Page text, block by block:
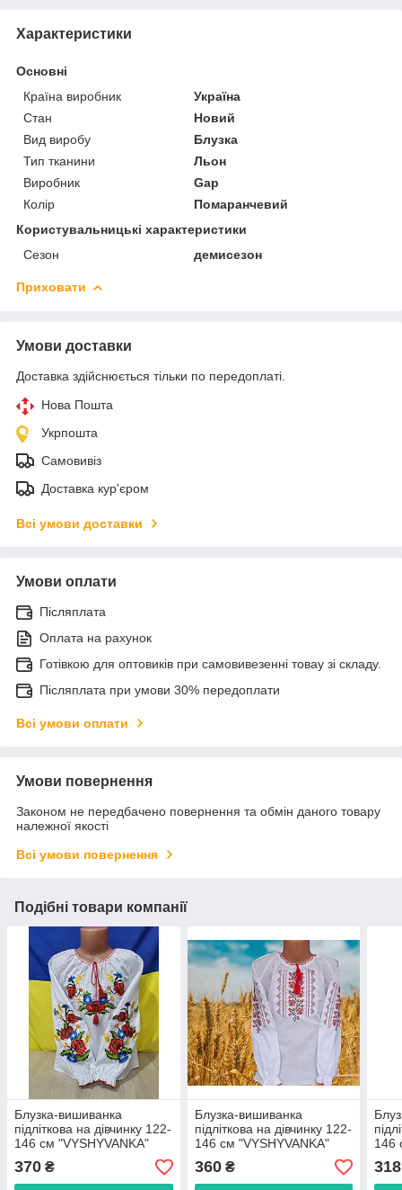
Характеристики
Основні
Країна виробник
Україна
Стан
Новий
Вид виробу
Блузка
Тип тканини
Льон
Виробник
Gap
Колір
Помаранчевий
Користувальницькі характеристики
Сезон
демисезон
Приховати
Умови доставки
Доставка здійснюється тільки по передоплаті.
Нова Пошта
Укрпошта
Самовивіз
Доставка кур'єром
Всі умови доставки
Умови оплати
Післяплата
Оплата на рахунок
Готівкою для оптовиків при самовивезенні товау зі складу.
Післяплата при умови 30% передоплати
Всі умови оплати
Умови повернення
Законом не передбачено повернення та обмін даного товару
належної якості
Всі умови повернення
Подібні товари компанії
Блузка-вишиванка
підліткова на дівчинку 122-
146 см "VYSHYVANKA"
недорогого від прямого
постачальника
370 ₴
Блузка-вишиванка
підліткова на дівчинку 122-
146 см "VYSHYVANKA"
недорогого від прямого
постачальника
360₴
146
318